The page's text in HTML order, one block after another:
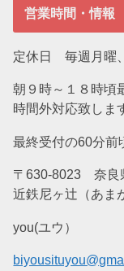
営業時間・情報
定休日 毎週月曜
朝９時～１８時頃
時間外対応致しま
最終受付の60分前
〒630-8023 奈良
近鉄尼ヶ辻（あ
you(ユウ）